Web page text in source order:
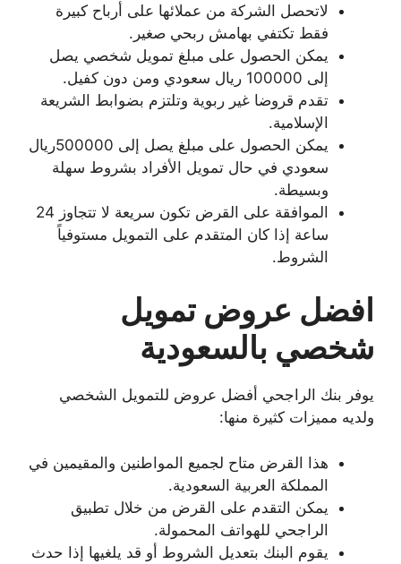
لاتحصل الشركة من عملائها على أرباح كبيرة
فقط تكتفي بهامش ربحي صغير.
يمكن الحصول على مبلغ تمويل شخصي يصل
إلى 100000 ريال سعودي ومن دون كفيل.
تقدم قروضا غير ربوية وتلتزم بضوابط الشريعة
الإسلامية.
يمكن الحصول على مبلغ يصل إلى 500000ريال
سعودي في حال تمويل الأفراد بشروط سهلة
وبسيطة.
الموافقة على القرض تكون سريعة لا تتجاوز 24
ساعة إذا كان المتقدم على التمويل مستوفياً
الشروط.
افضل عروض تمويل
شخصي بالسعودية
يوفر بنك الراجحي أفضل عروض للتمويل الشخصي
ولديه مميزات كثيرة منها:
هذا القرض متاح لجميع المواطنين والمقيمين في
المملكة العربية السعودية.
يمكن التقدم على القرض من خلال تطبيق
الراجحي للهواتف المحمولة.
يقوم البنك بتعديل الشروط أو قد يلغيها إذا حدث